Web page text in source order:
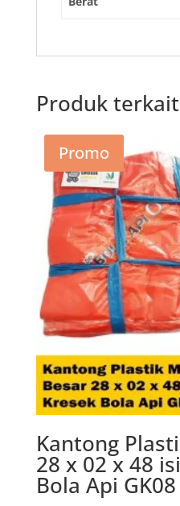
Produk terkait
Promo
Kantong
28 x 02 x 48
Bola Api GK08